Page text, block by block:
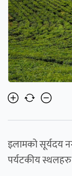
इलामको सूर्यदय
पर्यटकीय